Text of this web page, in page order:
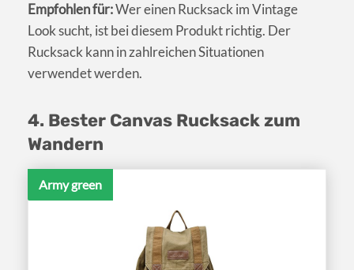
Empfohlen für:Wer einen Rucksack im Vintage
Look sucht, ist bei diesem Produkt richtig. Der
Rucksack kann in zahlreichen Situationen
verwendet werden.
4. Bester Canvas Rucksack zum
Wandern
Army green